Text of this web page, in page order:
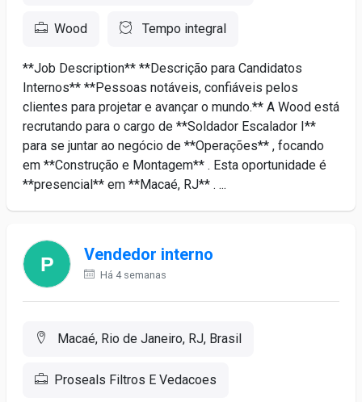
Wood Tempo integral
**Job Description** **Descrição para Candidatos
Internos** **Pessoas notáveis, confiáveis pelos
clientes para projetar e avançar o mundo.** A Wood está
recrutando para o cargo de **Soldador Escalador I**
para se juntar ao negócio de **Operações** , focando
em **Construção e Montagem** . Esta oportunidade é
**presencial** em **Macaé, RJ** . ...
Vendedor interno
Há 4 semanas
Macaé, Rio de Janeiro, RJ, Brasil
Proseals Filtros E Vedacoes